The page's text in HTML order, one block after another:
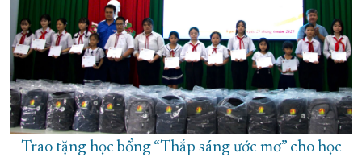
Trao tặng học bổng “Thắp sáng ước mơ” cho học